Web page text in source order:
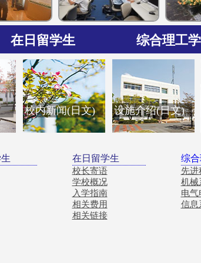
在日留学生
语
况
南
用
接
综合理工
校内新闻(日文) 设施介绍(日文)
在日留学生
校长寄语
学校概况
入学指南
相关费用
相关链接
综
先进
机械
电气
信息